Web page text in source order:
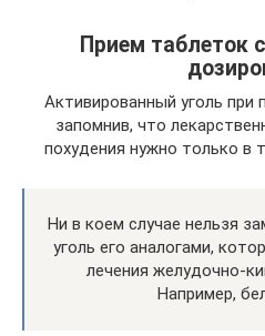
Прием таблеток
Активированный уголь при
запомнив, что
похудения нужно только в
Ни в коем случае нельзя
уголь его аналогами,
лечения желудочно-
Например,